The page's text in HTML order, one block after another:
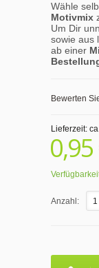
Wähle
Motivmix
Um Dir
sowie aus
ab einer
Bewerten
Lieferzeit:
Anzahl: